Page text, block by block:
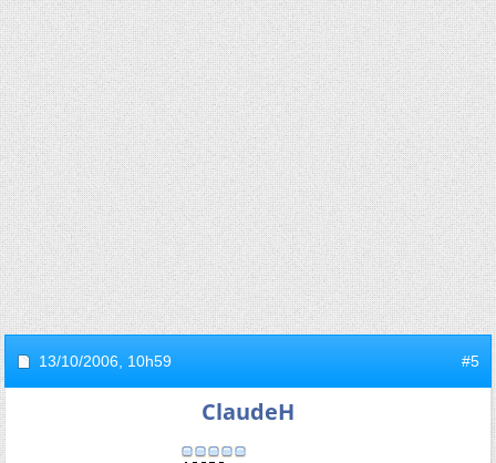
13/10/2006, 10h59 #5
ClaudeH